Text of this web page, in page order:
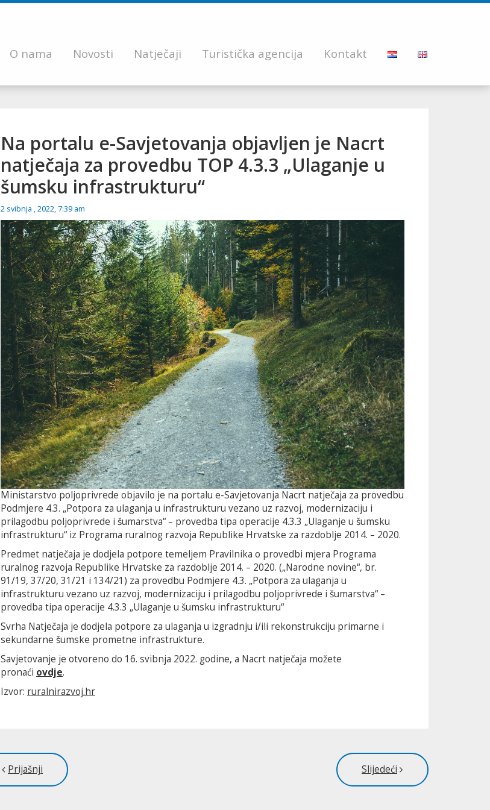
O nama Novosti Natječaji Turistička agencija Kontakt
Na portalu e-Savjetovanja objavljen je Nacrt
natječaja za provedbu TOP 4.3.3 „Ulaganje u
šumsku infrastrukturu“
2 svibnja , 2022, 7:39 am
Ministarstvo poljoprivrede objavilo je na portalu e-Savjetovanja Nacrt natječaja za provedbu
Podmjere 4.3. „Potpora za ulaganja u infrastrukturu vezano uz razvoj, modernizaciju i
prilagodbu poljoprivrede i šumarstva“ – provedba tipa operacije 4.3.3 „Ulaganje u šumsku
infrastrukturu“ iz Programa ruralnog razvoja Republike Hrvatske za razdoblje 2014. – 2020.
Predmet natječaja je dodjela potpore temeljem Pravilnika o provedbi mjera Programa
ruralnog razvoja Republike Hrvatske za razdoblje 2014. – 2020. („Narodne novine“, br.
91/19, 37/20, 31/21 i 134/21) za provedbu Podmjere 4.3. „Potpora za ulaganja u
infrastrukturu vezano uz razvoj, modernizaciju i prilagodbu poljoprivrede i šumarstva“ –
provedba tipa operacije 4.3.3 „Ulaganje u šumsku infrastrukturu“
Svrha Natječaja je dodjela potpore za ulaganja u izgradnju i/ili rekonstrukciju primarne i
sekundarne šumske prometne infrastrukture.
Savjetovanje je otvoreno do 16. svibnja 2022. godine, a Nacrt natječaja možete
pronaći ovdje.
Izvor: ruralnirazvoj.hr
Prijašnji Slijedeći